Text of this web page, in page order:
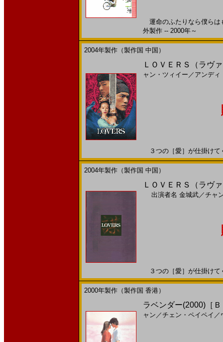
運命のふたりなら僕ら
外製作 -- 2000年～
2004年製作（製作国 中国）
ＬＯＶＥＲＳ（ラヴ
ャン・ツィイー ／ アンディ
３つの［愛］が仕掛け
2004年製作（製作国 中国）
ＬＯＶＥＲＳ（ラヴ
出演者名 金城武／チャ
３つの［愛］が仕掛け
2000年製作（製作国 香港）
ラベンダー(2000)［
ャン ／チェン・ペイペイ ／